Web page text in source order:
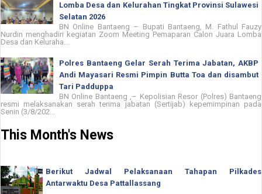
Lomba Desa dan Kelurahan Tingkat Provinsi Sulawesi
Selatan 2026
BN Online Bantaeng – Bupati Bantaeng, M. Fathul Fauzy
Nurdin menghadiri kegiatan Zoom Meeting Pemaparan Calon Juara Lomba
Desa dan Keluraha...
Polres Bantaeng Gelar Serah Terima Jabatan, AKBP
Andi Mayasari Resmi Pimpin Butta Toa dan disambut
Tari Padduppa
BN Online Bantaeng ,– Kepolisian Resor (Polres) Bantaeng
resmi melaksanakan serah terima jabatan (Sertijab) kepemimpinan pada
Senin (3/8/202...
This Month's News
Berikut Jadwal Pelaksanaan Tahapan Pilkades
Antarwaktu Desa Pattallassang